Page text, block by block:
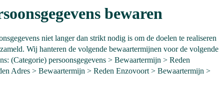
bewaren
niet langer dan strikt nodig is om de doelen te realiseren
Wij hanteren de volgende bewaartermijnen voor de volgende
(Categorie) persoonsgegevens > Bewaartermijn > Reden
Adres > Bewaartermijn > Reden Enzovoort > Bewaartermijn >